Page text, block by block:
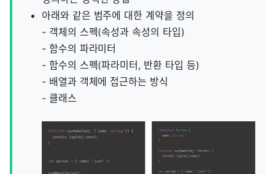
아래와 같은 범주에 대한 계약을 정의
- 객체의 스펙(속성과 속성의 타입)
- 함수의 파라미터
- 함수의 스펙(파라미터, 반환 타입 등)
- 배열과 객체에 접근하는 방식
- 클래스